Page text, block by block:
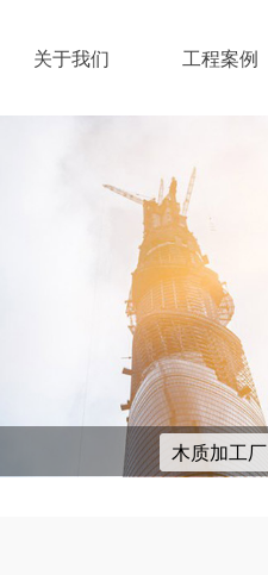
关于我们 工程案例
木质加工厂